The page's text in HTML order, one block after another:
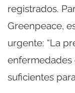
registrados.
Greenpeace,
urgente: “La
enfermedades
suficientes